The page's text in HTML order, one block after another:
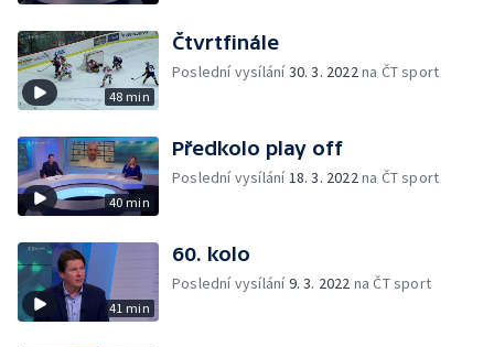
48 min
Čtvrtfinále
Poslední vysílání30. 3. 2022na ČT sport
40 min
Předkolo play off
Poslední vysílání18. 3. 2022na ČT sport
41 min
60. kolo
Poslední vysílání9. 3. 2022 na ČT sport